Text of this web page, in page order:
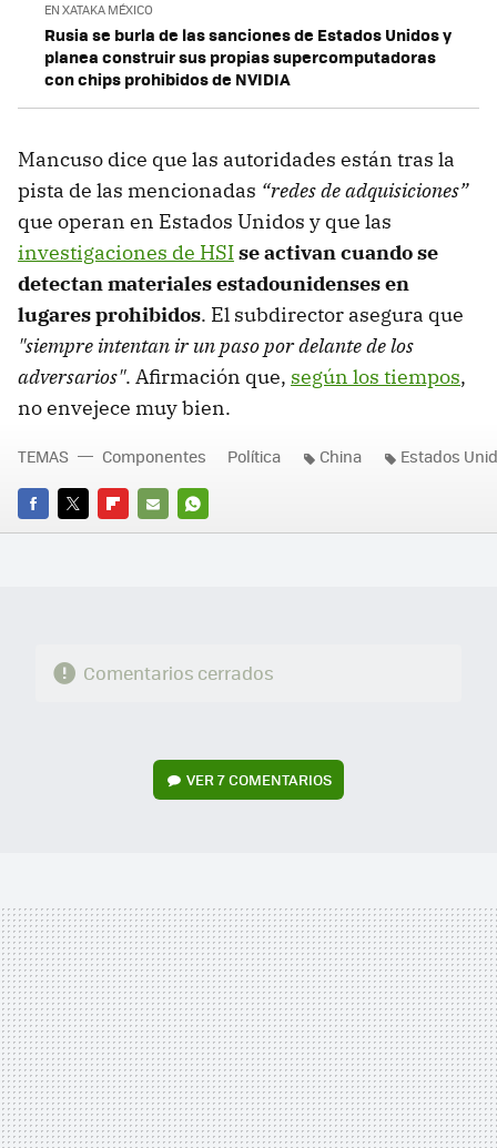
EN XATAKA MÉXICO
Rusia se burla de las sanciones de Estados Unidos y
planea construir sus propias supercomputadoras
con chips prohibidos de NVIDIA
Mancuso dice que las autoridades están tras la
pista de las mencionadas “redes de adquisiciones”
que operan en Estados Unidos y que las
investigaciones de HSIse activan cuando se
detectan materiales estadounidenses en
lugares prohibidos. El subdirector asegura que
"siempre intentan ir un paso por delante de los
adversarios". Afirmación que, según los tiempos,
no envejece muy bien.
FACEBOOK
TWITTERFLIPBOARD
E-
WHATSAPP
TEMAS Componentes Política China Estados
Comentarios cerrados
VER7 COMENTARIOS